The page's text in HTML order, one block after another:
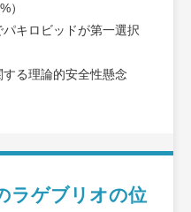
）
キロビッドが第一選択
る理論的安全性懸念
ラゲブリオの位